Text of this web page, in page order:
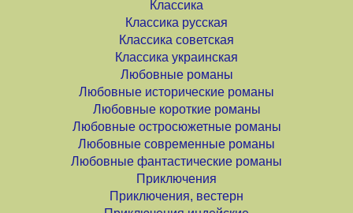
Классика
Классика русская
Классика советская
Классика украинская
Любовные романы
Любовные исторические романы
Любовные короткие романы
Любовные остросюжетные романы
Любовные современные романы
Любовные фантастические романы
Приключения
Приключения, вестерн